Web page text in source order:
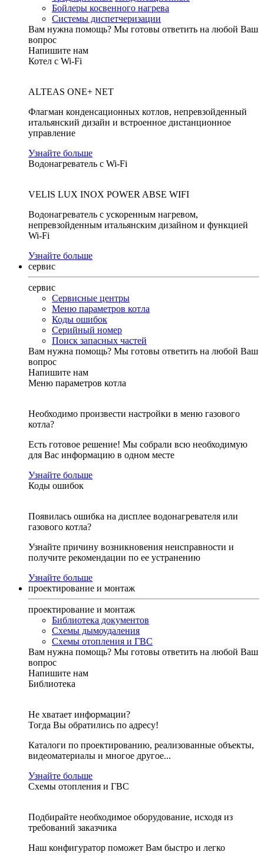
Бойлеры косвенного нагрева
Системы диспетчеризации
Вам нужна помощь? Мы готовы ответить на любой Ваш
вопрос
Напишите нам
Котел с Wi-Fi
ALTEAS ONE+ NET
Флагман конденсационных котлов, непревзойденный
итальянский дизайн и встроенное дистанционное
управление
Узнайте больше
Водонагреватель с Wi-Fi
VELIS LUX INOX POWER ABSE WIFI
Водонагреватель с ускоренным нагревом,
непревзойденным итальянским дизайном и функцией
Wi-Fi
Узнайте больше
сервис
сервис
Сервисные центры
Меню параметров котла
Коды ошибок
Серийный номер
Поиск запасных частей
Вам нужна помощь? Мы готовы ответить на любой Ваш
вопрос
Напишите нам
Меню параметров котла
Необходимо произвести настройки в меню газового
котла?
Есть готовое решение! Мы собрали всю необходимую
для Вас информацию в одном месте
Узнайте больше
Коды ошибок
Появилась ошибка на дисплее водонагревателя или
газового котла?
Узнайте причину возникновения неисправности и
получите рекомендации по ее устранению
Узнайте больше
проектирование и монтаж
проектирование и монтаж
Библиотека документов
Схемы дымоудаления
Схемы отопления и ГВС
Вам нужна помощь? Мы готовы ответить на любой Ваш
вопрос
Напишите нам
Библиотека
Не хватает информации?
Тогда Вы обратились по адресу!
Каталоги по проектированию, реализованные объекты,
видеоматериалы и многое другое...
Узнайте больше
Схемы отопления и ГВС
Подбирайте необходимое оборудование, исходя из
требований заказчика
Наш конфигуратор поможет Вам быстро и легко